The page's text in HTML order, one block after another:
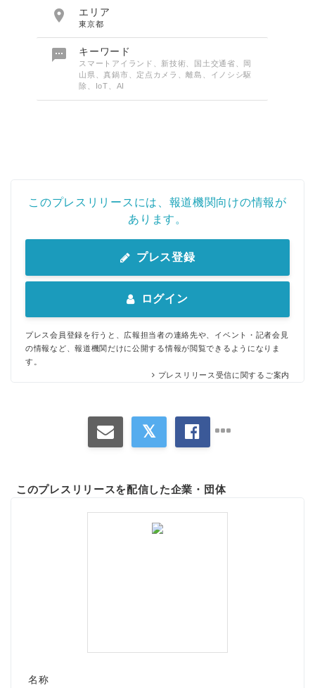
 エリア
東京都
 キーワード
スマートアイランド、新技術、国土交通省、岡
山県、真鍋市、定点カメラ、離島、イノシシ駆
除、IoT、AI
このプレスリリースには、報道機関向けの情報が
あります。
プレス登録
ログイン
プレス会員登録を行うと、広報担当者の連絡先や、イベント・記者会見
の情報など、報道機関だけに公開する情報が閲覧できるようになりま
す。
プレスリリース受信に関するご案内
このプレスリリースを配信した企業・団体
名称